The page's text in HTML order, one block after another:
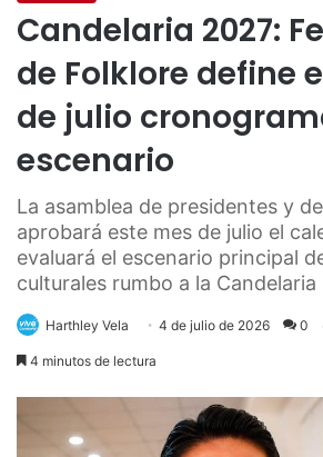
Candelaria 2027:
de Folklore define
de julio
escenario
La asamblea de presidentes y
aprobará este mes de julio el
evaluará el escenario principal
culturales rumbo a la Candelaria
Harthley Vela 4 de julio de 2026 0
4 minutos de lectura